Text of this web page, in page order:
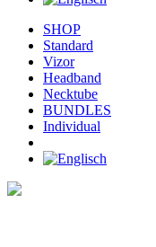
SHOP
Standard
Vizor
Headband
Necktube
BUNDLES
Individual